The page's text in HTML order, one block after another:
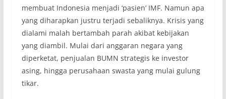
membuat Indonesia menjadi ‘pasien’ IMF. Namun apa
yang diharapkan justru terjadi sebaliknya. Krisis yang
dialami malah bertambah parah akibat kebijakan
yang diambil. Mulai dari anggaran negara yang
diperketat, penjualan BUMN strategis ke investor
asing, hingga perusahaan swasta yang mulai gulung
tikar.